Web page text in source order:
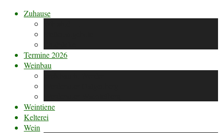
Zuhause
Termine 2026
Weinbau
Weintiene
Kelterei
Wein